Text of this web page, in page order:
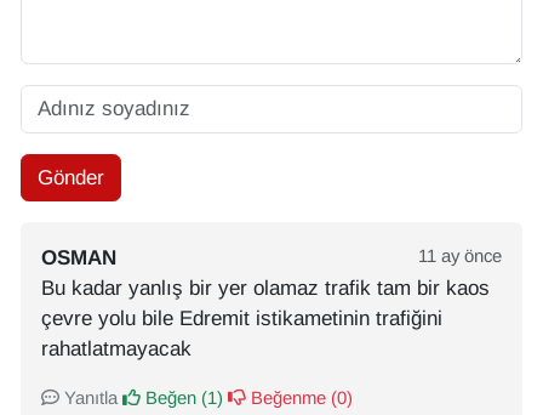
Gönder
OSMAN 11 ay önce
Bu kadar yanlış bir yer olamaz trafik tam bir kaos
çevre yolu bile Edremit istikametinin trafiğini
rahatlatmayacak
Yanıtla Beğen (1) Beğenme (0)